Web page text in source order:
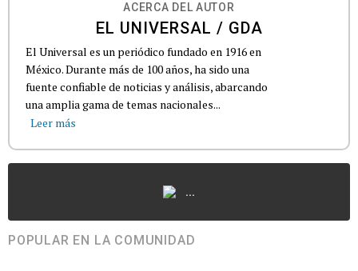
ACERCA DEL AUTOR
EL UNIVERSAL / GDA
El Universal es un periódico fundado en 1916 en
México. Durante más de 100 años, ha sido una
fuente confiable de noticias y análisis, abarcando
una amplia gama de temas nacionales...
Leer más
...
POPULAR EN LA COMUNIDAD